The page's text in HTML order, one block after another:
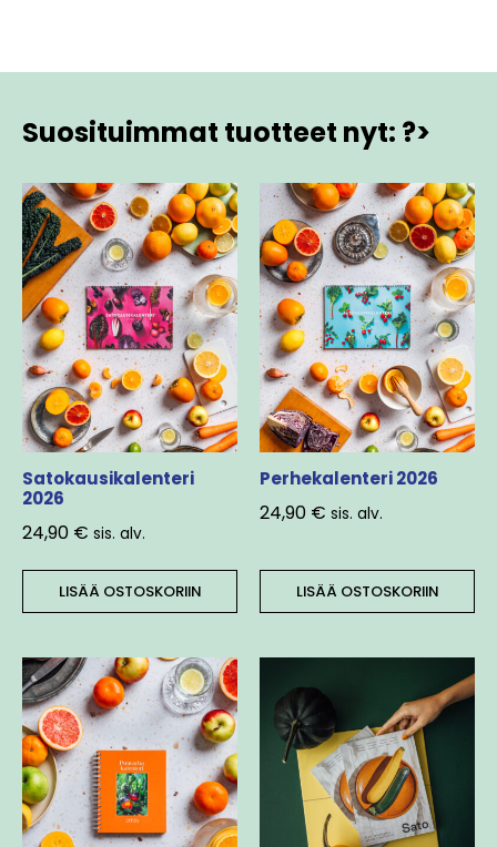
Suosituimmat tuotteet nyt: ?>
Satokausikalenteri
2026
24,90 € sis. alv.
LISÄÄ OSTOSKORIIN
Perhekalenteri 2026
24,90 € sis. alv.
LISÄÄ OSTOSKORIIN